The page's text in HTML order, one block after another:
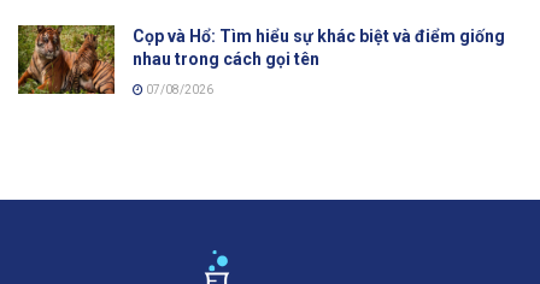
Cọp và Hổ: Tìm hiểu sự khác biệt và điểm giống
nhau trong cách gọi tên
07/08/2026